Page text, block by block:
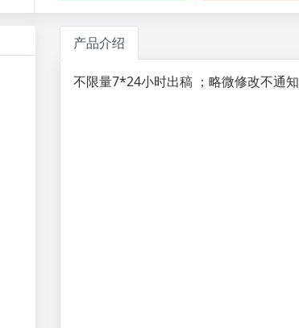
产品介绍
不限量7*24小时出稿 ；略微修改不通知